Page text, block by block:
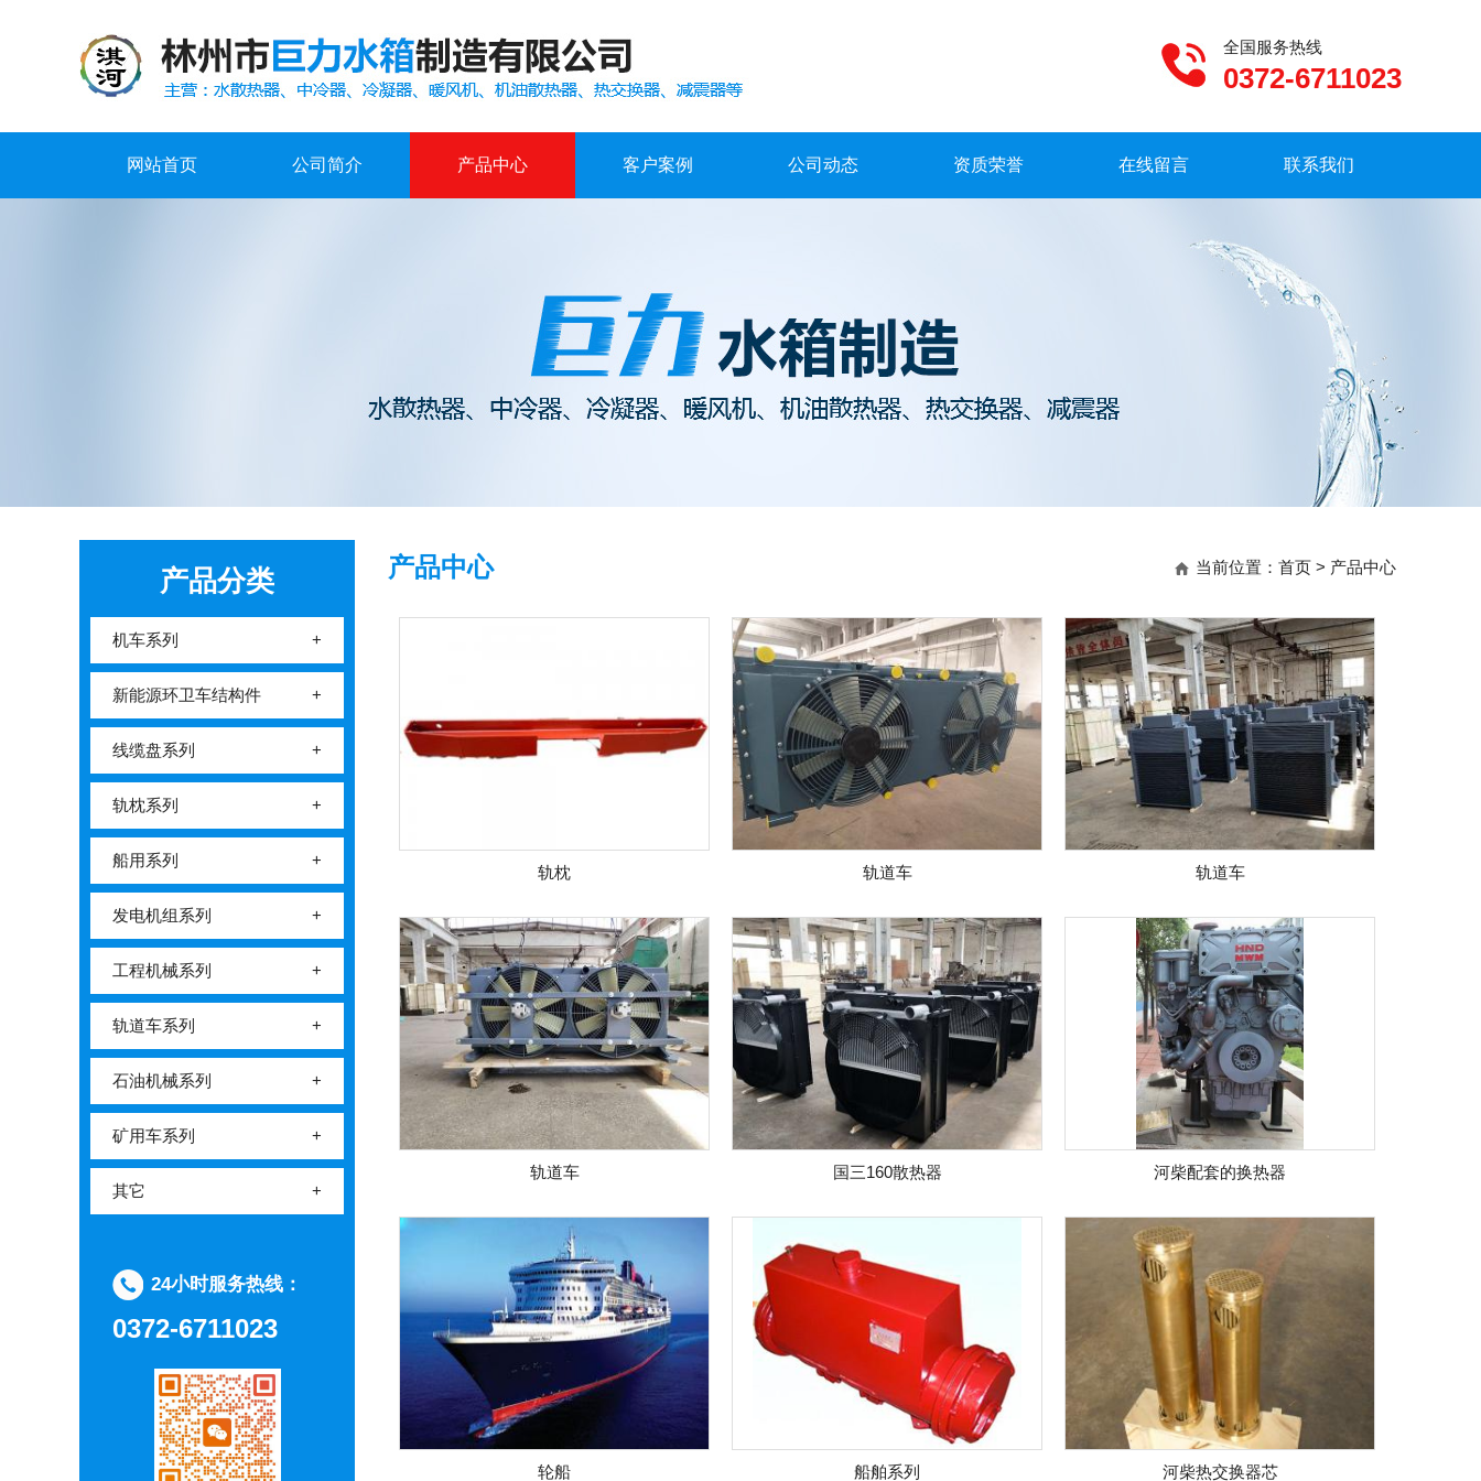
全国服务热线
0372-6711023
网站首页 公司简介 产品中心 客户案例 公司动态 资质荣誉 在线留言 联系我们
产品分类
机车系列 +
新能源环卫车结构件 +
线缆盘系列 +
轨枕系列 +
船用系列 +
发电机组系列 +
工程机械系列 +
轨道车系列 +
石油机械系列 +
矿用车系列 +
其它 +
24小时服务热线：
0372-6711023
产品中心 当前位置： 首页 > 产品中心
轨枕 轨道车 轨道车
轨道车 国三160散热器 河柴配套的换热器
轮船 船舶系列 河柴热交换器芯